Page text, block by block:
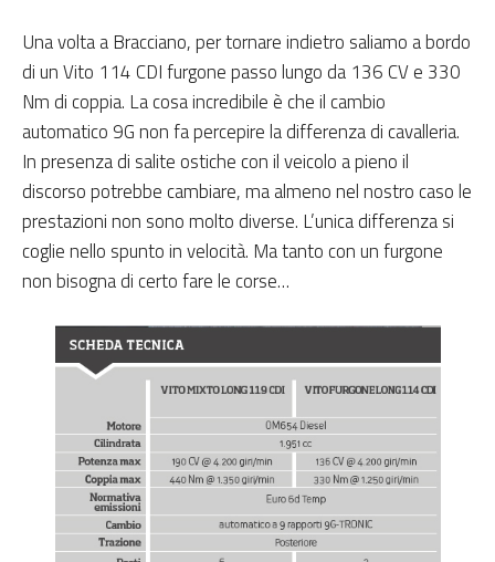
Una volta a Bracciano, per tornare indietro saliamo a bordo
di un Vito 114 CDI furgone passo lungo da 136 CV e 330
Nm di coppia. La cosa incredibile è che il cambio
automatico 9G non fa percepire la differenza di cavalleria.
In presenza di salite ostiche con il veicolo a pieno il
discorso potrebbe cambiare, ma almeno nel nostro caso le
prestazioni non sono molto diverse. L’unica differenza si
coglie nello spunto in velocità. Ma tanto con un furgone
non bisogna di certo fare le corse…